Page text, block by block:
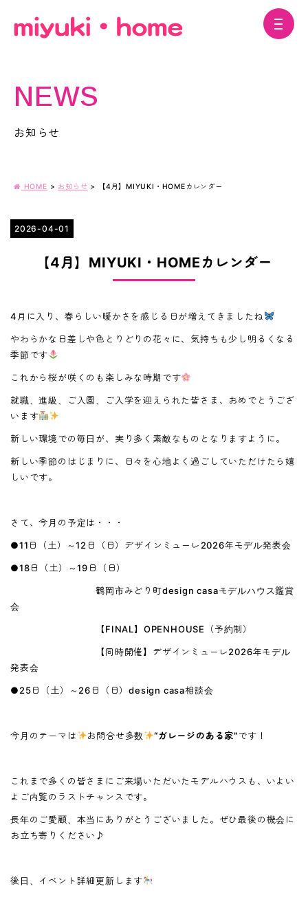
NEWS
お知らせ
HOME > お知らせ > 【4月】MIYUKI・HOMEカレンダー
2026-04-01
【4月】MIYUKI・HOMEカレンダー
4月に入り、春らしい暖かさを感じる日が増えてきましたね
やわらかな日差しや色とりどりの花々に、気持ちも少し明るくなる
季節です
これから桜が咲くのも楽しみな時期です
就職、進級、ご入園、ご入学を迎えられた皆さま、おめでとうござ
います
新しい環境での毎日が、実り多く素敵なものとなりますように。
新しい季節のはじまりに、日々を心地よく過ごしていただけたら嬉
しいです。
さて、今月の予定は・・・
●11日（土）～12日（日）デザインミューレ2026年モデル発表会
●18日（土）～19日（日）
鶴岡市みどり町design casaモデルハウス鑑賞
会
【FINAL】OPENHOUSE（予約制）
【同時開催】デザインミューレ2026年モデル
発表会
●25日（土）～26日（日）design casa相談会
今月のテーマは お問合せ多数 “ガレージのある家”です！
これまで多くの皆さまにご来場いただいたモデルハウスも、いよい
よご内覧のラストチャンスです。
長年のご愛顧、本当にありがとうございました。ぜひ最後の機会に
お立ち寄りください♪
後日、イベント詳細更新します